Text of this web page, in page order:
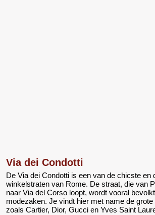
Via dei Condotti
De Via dei Condotti is een van de chicste en
winkelstraten van Rome. De straat, die van
naar Via del Corso loopt, wordt vooral
modezaken. Je vindt hier met name de
zoals Cartier, Dior, Gucci en Yves Saint